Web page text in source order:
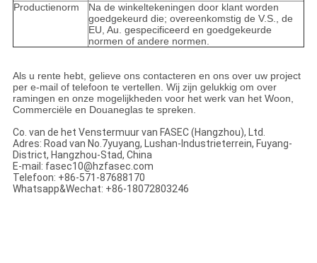
Productienorm
Na de winkeltekeningen door klant worden
goedgekeurd die; overeenkomstig de V.S., de
EU, Au. gespecificeerd en goedgekeurde
normen of andere normen.
Als u rente hebt, gelieve ons contacteren en ons over uw project
per e-mail of telefoon te vertellen. Wij zijn gelukkig om over
ramingen en onze mogelijkheden voor het werk van het Woon,
Commerciële en Douaneglas te spreken.
Co. van de het Venstermuur van FASEC (Hangzhou), Ltd.
Adres: Road van No.7yuyang, Lushan-Industrieterrein, Fuyang-
District, Hangzhou-Stad, China
E-mail: fasec10@hzfasec.com
Telefoon: +86-571-87688170
Whatsapp&Wechat: +86-18072803246